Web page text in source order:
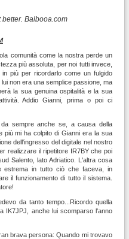
Balbooa.com
comunità come la nostra perde un
più assoluta, per noi tutti invece,
più per ricordarlo come un fulgido
non era una semplice passione, ma
la sua genuina ospitalità e la sua
Addio Gianni, prima o poi ci
sempre anche se, a causa della
mi ha colpito di Gianni era la sua
dell'ingresso del digitale nel nostro
realizzare il ripetitore IR7BY che poi
Salento, lato Adriatico. L'altra cosa
estrema in tutto ciò che faceva, in
il funzionamento di tutto il sistema.
da tanto tempo...Ricordo quella
IK7JPJ, anche lui scomparso l'anno
brava persona: Quando mi trovavo